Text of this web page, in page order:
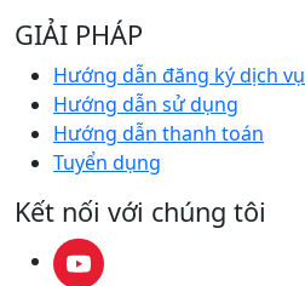
GIẢI PHÁP
Hướng dẫn đăng ký dịch vụ
Hướng dẫn sử dụng
Hướng dẫn thanh toán
Tuyển dụng
Kết nối với chúng tôi